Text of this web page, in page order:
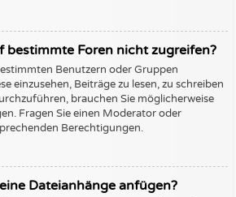
bestimmte Foren nicht zugreifen?
Benutzern oder Gruppen
einzusehen, Beiträge zu lesen, zu schreiben
brauchen Sie möglicherweise
Fragen Sie einen Moderator oder
Berechtigungen.
Dateianhänge anfügen?